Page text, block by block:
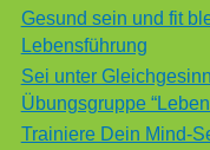
Gesund sein und fit
Lebensführung
Sei unter
Übungsgruppe
Trainiere Dein Mind-